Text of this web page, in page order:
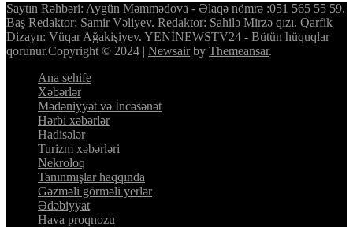
Saytın Rəhbəri: Aygün Məmmədova - Əlaqə nömrə :051 565 55 59.
Baş Redaktor: Samir Vəliyev. Redaktor: Sahilə Mirzə qızı. Qarfik
Dizayn: Vüqar Ağakişiyev. YENİNEWSTV24 - Bütün hüquqlar
qorunur.Copyright © 2024 | Newsairby Themeansar.
Ana sehife
Xəbərlər
Mədəniyyət və İncəsənət
Hərbi xəbərlər
Hadisələr
Turizm xəbərləri
Nekroloq
Tanınmışlar haqqında
Gəzməli görməli yerlər
Ədəbiyyat
Hava proqnozu